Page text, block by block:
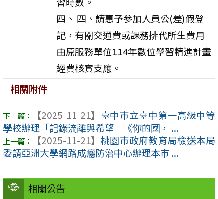
相關公告
四、 四、請惠予參加人員公(差)假登
記，有關交通費或課務排代所生費用
由原服務單位114年數位學習精進計畫
經費核實支應。
相關附件
【2025-11-21】 臺中市立臺中第一高級中等
學校辦理「記錄流離與希望─《你的國， ...
【2025-11-21】 桃園市政府教育局檢送本局
委請亞洲大學網路成癮防治中心辦理本市 ...